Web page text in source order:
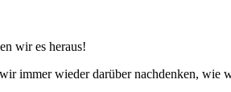
wir es heraus!
immer wieder darüber nachdenken, wie